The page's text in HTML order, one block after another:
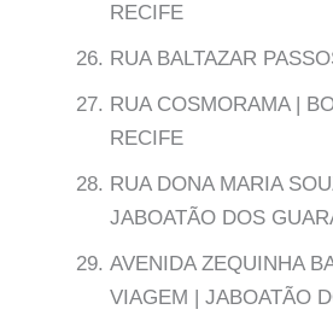
RECIFE
RUA BALTAZAR
RUA COSMORAMA |
RECIFE
RUA DONA MARIA
JABOATÃO DOS
AVENIDA ZEQUINHA
VIAGEM | JABOATÃO